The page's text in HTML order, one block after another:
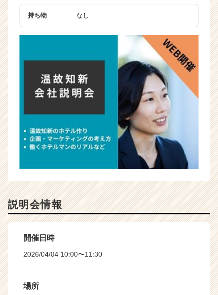
持ち物 なし
説明会情報
開催日時
2026/04/04 10:00〜11:30
場所